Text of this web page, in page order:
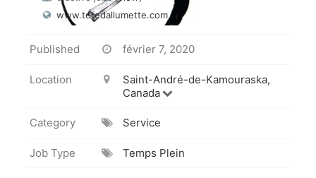
www.tetedallumette.com
Published février 7, 2020
Location
Saint-André-de-Kamouraska,
Canada
Category Service
Job Type Temps Plein